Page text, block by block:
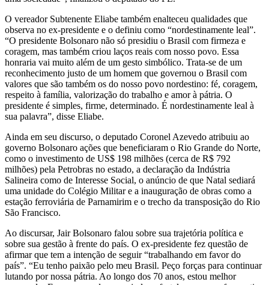
O vereador Subtenente Eliabe também enalteceu qualidades que
observa no ex-presidente e o definiu como “nordestinamente leal”.
“O presidente Bolsonaro não só presidiu o Brasil com firmeza e
coragem, mas também criou laços reais com nosso povo. Essa
honraria vai muito além de um gesto simbólico. Trata-se de um
reconhecimento justo de um homem que governou o Brasil com
valores que são também os do nosso povo nordestino: fé, coragem,
respeito à família, valorização do trabalho e amor à pátria. O
presidente é simples, firme, determinado. É nordestinamente leal à
sua palavra”, disse Eliabe.
Ainda em seu discurso, o deputado Coronel Azevedo atribuiu ao
governo Bolsonaro ações que beneficiaram o Rio Grande do Norte,
como o investimento de US$ 198 milhões (cerca de R$ 792
milhões) pela Petrobras no estado, a declaração da Indústria
Salineira como de Interesse Social, o anúncio de que Natal sediará
uma unidade do Colégio Militar e a inauguração de obras como a
estação ferroviária de Parnamirim e o trecho da transposição do Rio
São Francisco.
Ao discursar, Jair Bolsonaro falou sobre sua trajetória política e
sobre sua gestão à frente do país. O ex-presidente fez questão de
afirmar que tem a intenção de seguir “trabalhando em favor do
país”. “Eu tenho paixão pelo meu Brasil. Peço forças para continuar
lutando por nossa pátria. Ao longo dos 70 anos, estou melhor